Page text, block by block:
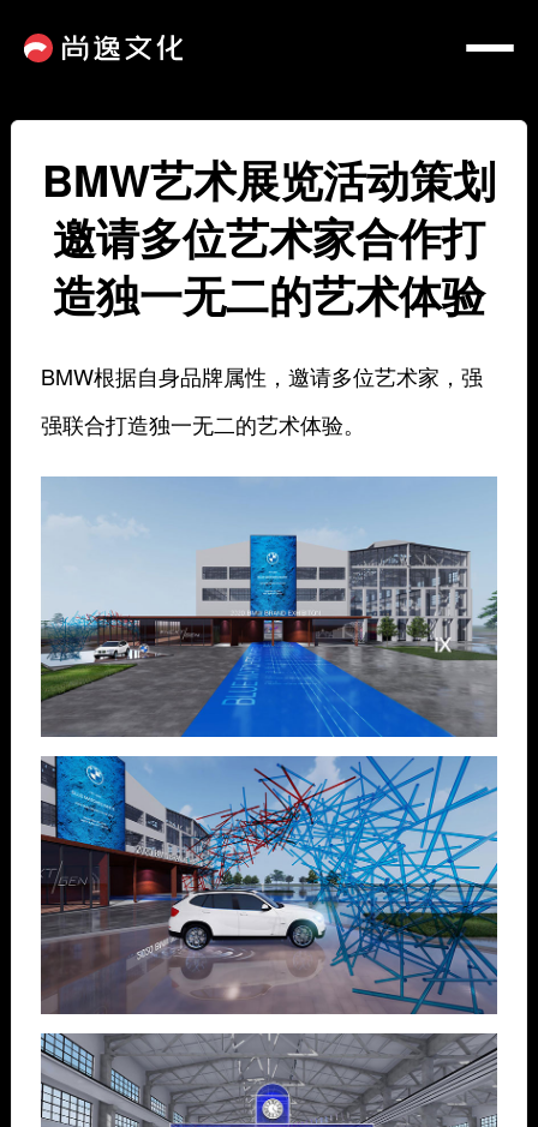
BMW艺术展览活动策划
邀请多位艺术家合作打
造独一无二的艺术体验
BMW根据自身品牌属性，邀请多位艺术家，强
强联合打造独一无二的艺术体验。